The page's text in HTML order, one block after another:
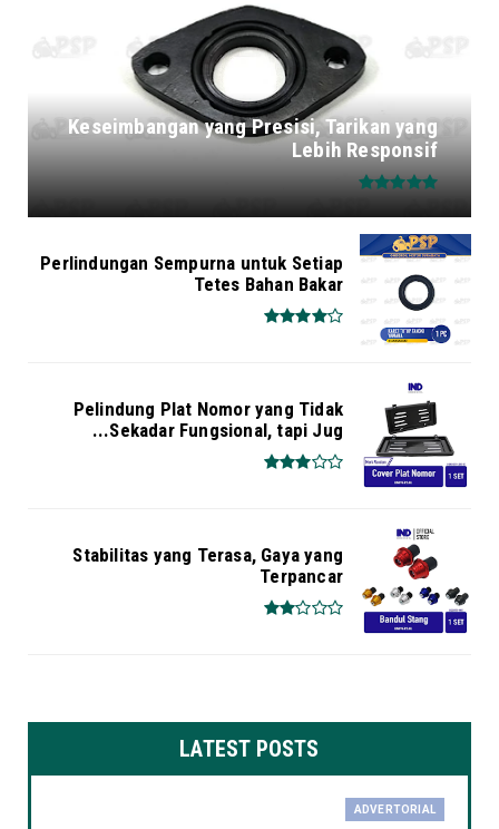
Keseimbangan yang Presisi, Tarikan yang
Lebih Responsif
Perlindungan Sempurna untuk Setiap
Tetes Bahan Bakar
Pelindung Plat Nomor yang Tidak
Sekadar Fungsional, tapi Jug...
Stabilitas yang Terasa, Gaya yang
Terpancar
LATEST POSTS
ADVERTORIAL